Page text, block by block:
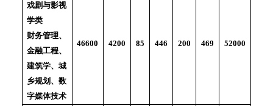
戏剧与影视
学类
财务管理、
金融工程、
建筑学、城
乡规划、数
字媒体技术
46600 4200 85 446 200 469 52000